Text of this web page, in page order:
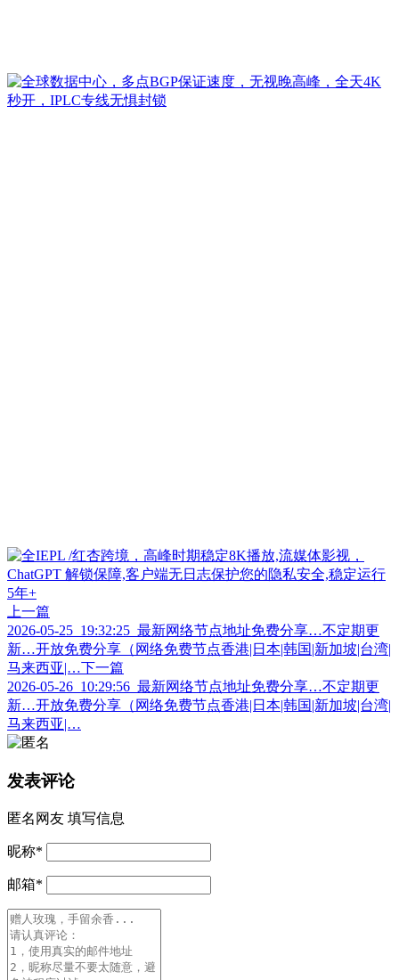
上一篇
2026-05-25_19:32:25_最新网络节点地址免费分享…不定期更
新…开放免费分享（网络免费节点香港|日本|韩国|新加坡|台湾|
马来西亚|… 下一篇
2026-05-26_10:29:56_最新网络节点地址免费分享…不定期更
新…开放免费分享（网络免费节点香港|日本|韩国|新加坡|台湾|
马来西亚|…
发表评论
匿名网友 填写信息
昵称*
邮箱*